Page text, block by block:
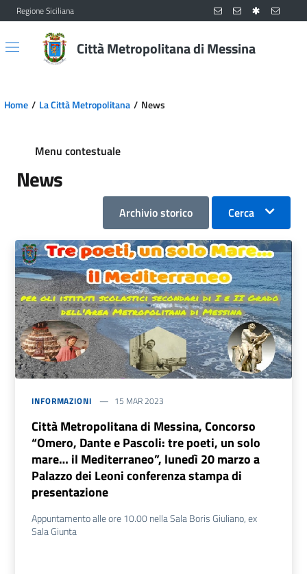
Vai al contenuto principale
Vai al menu principale
Regione Siciliana
Città Metropolitana di Messina
Home La Città Metropolitana News
Menu contestuale
News
Archivio storico Cerca
INFORMAZIONI 15 MAR 2023
Città Metropolitana di Messina, Concorso
“Omero, Dante e Pascoli: tre poeti, un solo
mare… il Mediterraneo”, lunedì 20 marzo a
Palazzo dei Leoni conferenza stampa di
presentazione
Appuntamento alle ore 10.00 nella Sala Boris Giuliano, ex
Sala Giunta